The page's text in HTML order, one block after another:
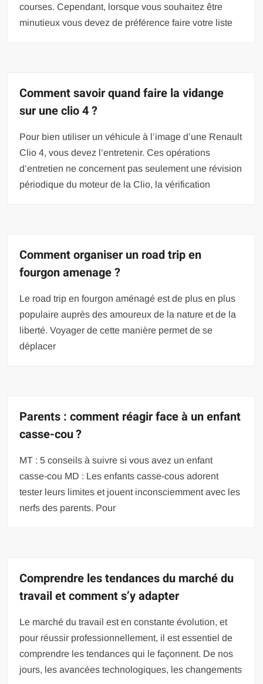
courses. Cependant, lorsque vous souhaitez être
minutieux vous devez de préférence faire votre liste
Comment savoir quand faire la vidange
sur une clio 4 ?
Pour bien utiliser un véhicule à l’image d’une Renault
Clio 4, vous devez l’entretenir. Ces opérations
d’entretien ne concernent pas seulement une révision
périodique du moteur de la Clio, la vérification
Comment organiser un road trip en
fourgon amenage ?
Le road trip en fourgon aménagé est de plus en plus
populaire auprès des amoureux de la nature et de la
liberté. Voyager de cette manière permet de se
déplacer
Parents : comment réagir face à un enfant
casse-cou ?
MT : 5 conseils à suivre si vous avez un enfant
casse-cou MD : Les enfants casse-cous adorent
tester leurs limites et jouent inconsciemment avec les
nerfs des parents. Pour
Comprendre les tendances du marché du
travail et comment s’y adapter
Le marché du travail est en constante évolution, et
pour réussir professionnellement, il est essentiel de
comprendre les tendances qui le façonnent. De nos
jours, les avancées technologiques, les changements